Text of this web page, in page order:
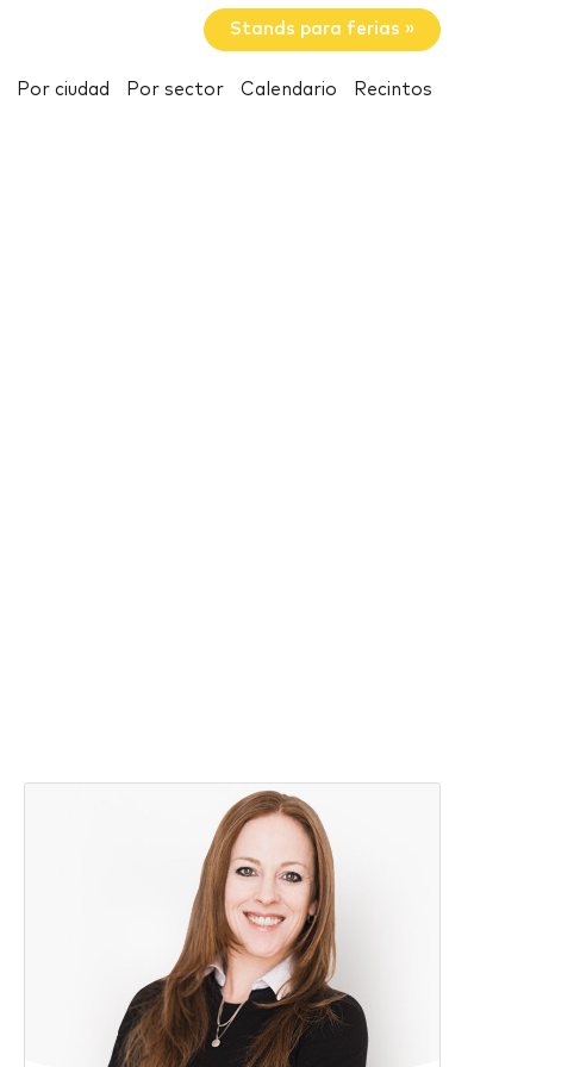
Stands para ferias »
Por ciudad Por sector Calendario Recintos